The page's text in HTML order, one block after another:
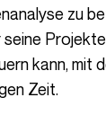
zu
kann, mit
Zeit.